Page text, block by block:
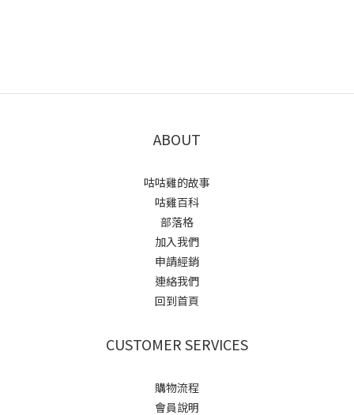
ABOUT
咕咕雞的故事
咕雞百科
部落格
加入我們
申請經銷
連絡我們
回到首頁
CUSTOMER SERVICES
購物流程
會員說明